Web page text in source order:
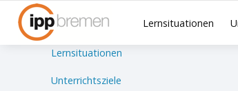
Lernsituationen
Lernsituationen
Unterrichtsziele